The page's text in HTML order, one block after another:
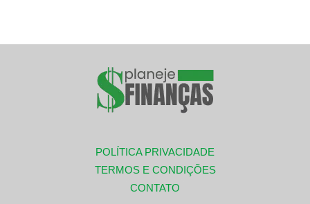
POLÍTICA PRIVACIDADE
TERMOS E CONDIÇÕES
CONTATO